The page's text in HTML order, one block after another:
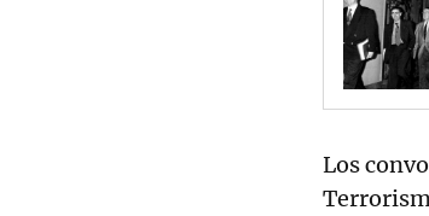
Los